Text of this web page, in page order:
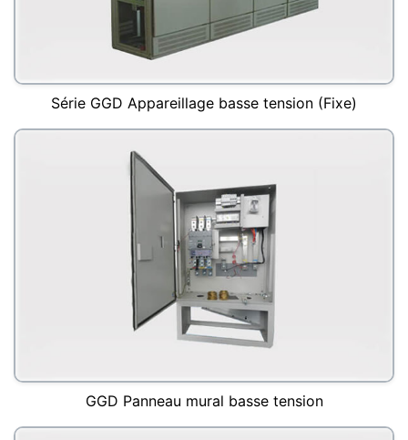
Série GGD Appareillage basse tension (Fixe)
GGD Panneau mural basse tension